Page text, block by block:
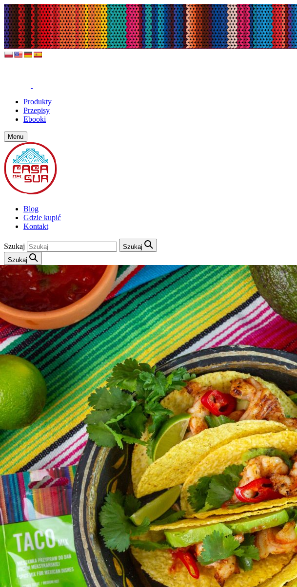
Produkty
Przepisy
Ebooki
Menu
Blog
Gdzie kupić
Kontakt
Szukaj
Szukaj
Szukaj